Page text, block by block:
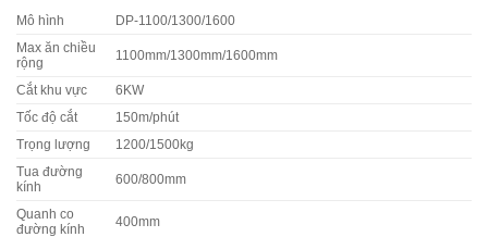
Mô hình DP-1100/1300/1600
Max ăn chiều
rộng
1100mm/1300mm/1600mm
Cắt khu vực 6KW
Tốc độ cắt 150m/phút
Trọng lượng 1200/1500kg
Tua đường
kính
600/800mm
Quanh co
đường kính
400mm